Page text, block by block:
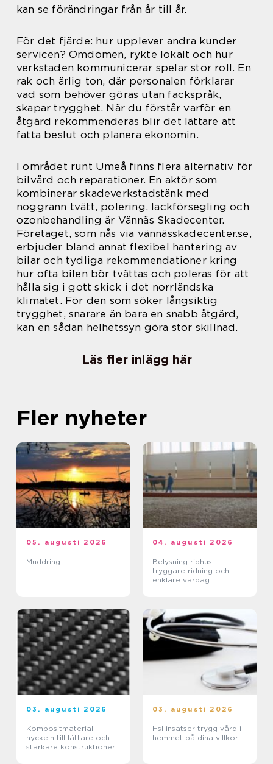
kan se förändringar från år till år.
För det fjärde: hur upplever andra kunder
servicen? Omdömen, rykte lokalt och hur
verkstaden kommunicerar spelar stor roll. En
rak och ärlig ton, där personalen förklarar
vad som behöver göras utan fackspråk,
skapar trygghet. När du förstår varför en
åtgärd rekommenderas blir det lättare att
fatta beslut och planera ekonomin.
I området runt Umeå finns flera alternativ för
bilvård och reparationer. En aktör som
kombinerar skadeverkstadstänk med
noggrann tvätt, polering, lackförsegling och
ozonbehandling är Vännäs Skadecenter.
Företaget, som nås via vännässkadecenter.se,
erbjuder bland annat flexibel hantering av
bilar och tydliga rekommendationer kring
hur ofta bilen bör tvättas och poleras för att
hålla sig i gott skick i det norrländska
klimatet. För den som söker långsiktig
trygghet, snarare än bara en snabb åtgärd,
kan en sådan helhetssyn göra stor skillnad.
Läs fler inlägg här
Fler nyheter
05. augusti 2026
Muddring
04. augusti 2026
Belysning ridhus
tryggare ridning och
enklare vardag
03. augusti 2026
Kompositmaterial
nyckeln till lättare och
starkare konstruktioner
03. augusti 2026
Hsl insatser trygg vård i
hemmet på dina villkor